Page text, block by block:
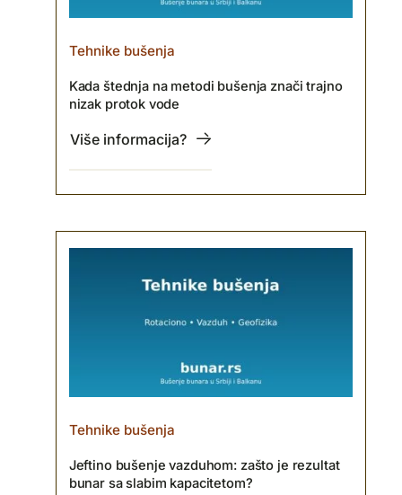
Tehnike bušenja
Kada štednja na metodi bušenja znači trajno
nizak protok vode
Više informacija?
Tehnike bušenja
Jeftino bušenje vazduhom: zašto je rezultat
bunar sa slabim kapacitetom?